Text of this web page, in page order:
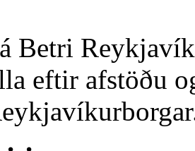
Betri
eftir afstöðu